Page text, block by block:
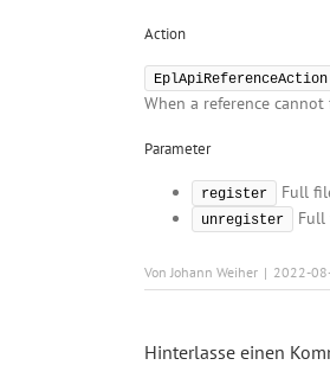
Action
EplApiReferenceAction
When a reference
Parameter
register Full
unregister Full
Von Johann Weiher | 2022-
Hinterlasse einen